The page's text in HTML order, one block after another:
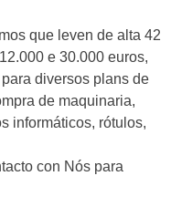
que leven de alta 42
e 30.000 euros,
diversos plans de
de maquinaria,
informáticos, rótulos,
con Nós para